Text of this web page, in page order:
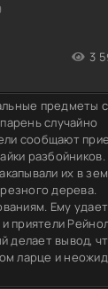
3
предметы
случайно
сообщают
разбойников.
их в
дерева.
Ему
приятели
делает вывод,
ларце и